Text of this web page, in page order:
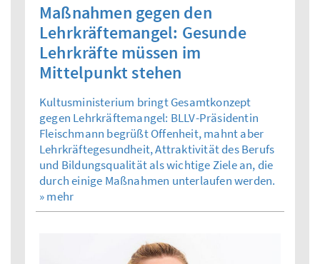
Maßnahmen gegen den
Lehrkräftemangel: Gesunde
Lehrkräfte müssen im
Mittelpunkt stehen
Kultusministerium bringt Gesamtkonzept
gegen Lehrkräftemangel: BLLV-Präsidentin
Fleischmann begrüßt Offenheit, mahnt aber
Lehrkräftegesundheit, Attraktivität des Berufs
und Bildungsqualität als wichtige Ziele an, die
durch einige Maßnahmen unterlaufen werden.
» mehr